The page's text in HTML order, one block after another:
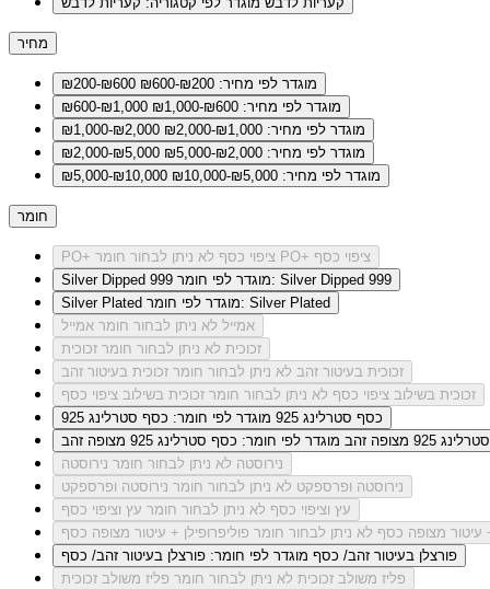
מחיר
₪200-₪600
מוגדר לפי מחיר: ₪200-₪600
₪600-₪1,000
מוגדר לפי מחיר: ₪600-₪1,000
₪1,000-₪2,000
מוגדר לפי מחיר: ₪1,000-₪2,000
₪2,000-₪5,000
מוגדר לפי מחיר: ₪2,000-₪5,000
₪5,000-₪10,000
מוגדר לפי מחיר: ₪5,000-₪10,000
חומר
PO+ ציפוי כסף
לא ניתן לבחור חומר PO+ ציפוי כסף
Silver Dipped 999
מוגדר לפי חומר: Silver Dipped 999
Silver Plated
מוגדר לפי חומר: Silver Plated
אמייל לא ניתן לבחור חומר אמייל
זכוכית לא ניתן לבחור חומר זכוכית
זכוכית בעיטור זהב לא ניתן לבחור חומר זכוכית בעיטור זהב
זכוכית בשילוב ציפוי כסף לא ניתן לבחור חומר זכוכית בשילוב ציפוי כסף
כסף סטרלינג 925
מוגדר לפי חומר: כסף סטרלינג 925
925 מצופה זהב
מוגדר לפי חומר: כסף סטרלינג 925 מצופה זהב
נירוסטה לא ניתן לבחור חומר נירוסטה
נירוסטה ופרספקט לא ניתן לבחור חומר נירוסטה ופרספקט
עץ וציפוי כסף לא ניתן לבחור חומר עץ וציפוי כסף
עיטור מצופה כסף לא ניתן לבחור חומר פוליפרופילן + עיטור מצופה כסף
פורצלן בעיטור זהב/ כסף מוגדר לפי חומר: פורצלן בעיטור זהב/ כסף
פליז משולב זכוכית לא ניתן לבחור חומר פליז משולב זכוכית